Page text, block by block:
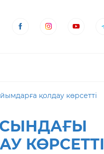
қолдау көрсетті
КӨРСЕТТІ